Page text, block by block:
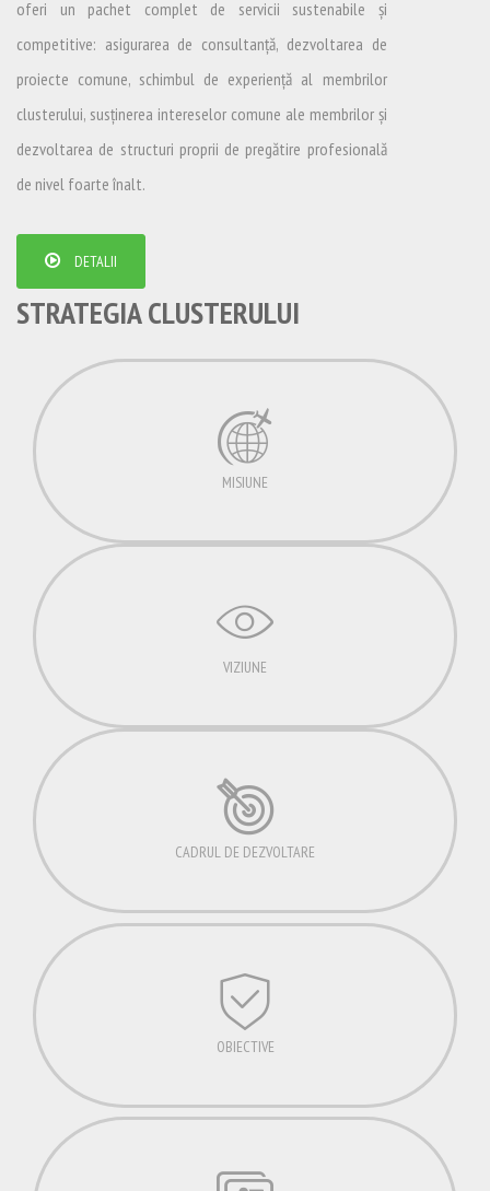
oferi un pachet complet de servicii sustenabile și
competitive: asigurarea de consultanță, dezvoltarea de
proiecte comune, schimbul de experiență al membrilor
clusterului, susținerea intereselor comune ale membrilor și
dezvoltarea de structuri proprii de pregătire profesională
de nivel foarte înalt.
DETALII
STRATEGIA CLUSTERULUI
MISIUNE
VIZIUNE
CADRUL DE DEZVOLTARE
OBIECTIVE